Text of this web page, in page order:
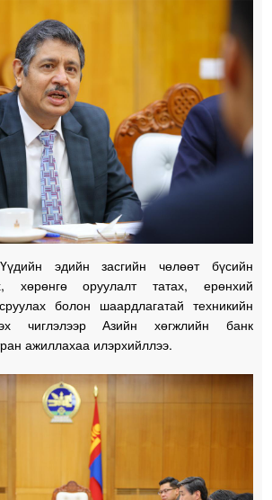
эдийн засгийн чөлөөт бүсийн
хөрөнгө оруулалт татах, ерөнхий
болон шаардлагатай техникийн
чиглэлээр Азийн хөгжлийн банк
ажиллахаа илэрхийллээ.